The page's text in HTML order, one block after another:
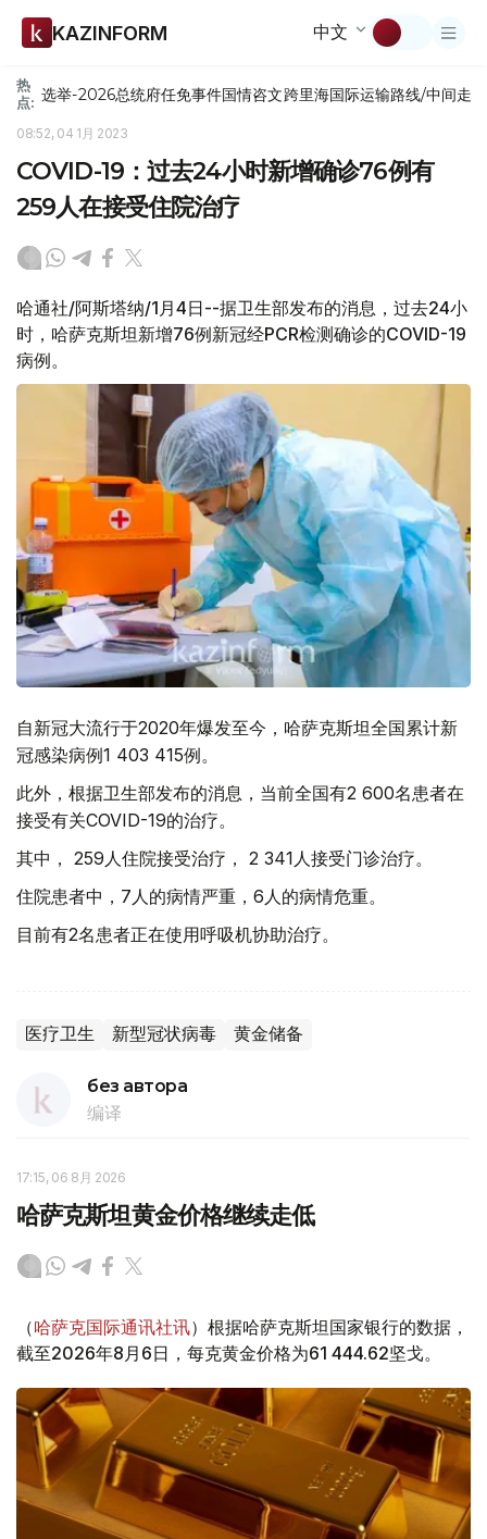
KAZINFORM 中文
热
点: 选举-2026总统府任免事件国情咨文跨里海国际运输路线/中间走廊
08:52, 04 1月 2023
COVID-19：过去24小时新增确诊76例有
259人在接受住院治疗
哈通社/阿斯塔纳/1月4日--据卫生部发布的消息，过去24小
时，哈萨克斯坦新增76例新冠经PCR检测确诊的COVID-19
病例。
自新冠大流行于2020年爆发至今，哈萨克斯坦全国累计新
冠感染病例1 403 415例。
此外，根据卫生部发布的消息，当前全国有2 600名患者在
接受有关COVID-19的治疗。
其中， 259人住院接受治疗， 2 341人接受门诊治疗。
住院患者中，7人的病情严重，6人的病情危重。
目前有2名患者正在使用呼吸机协助治疗。
医疗卫生 新型冠状病毒 黄金储备
без автора
编译
17:15, 06 8月 2026
哈萨克斯坦黄金价格继续走低
（哈萨克国际通讯社讯）根据哈萨克斯坦国家银行的数据，
截至2026年8月6日，每克黄金价格为61 444.62坚戈。